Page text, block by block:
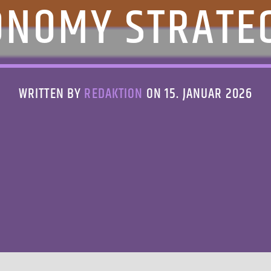
WRITTEN BY REDAKTION ON 15. JANUAR 2026